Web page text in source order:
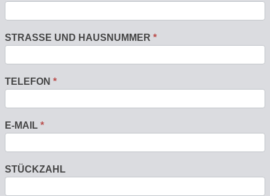
STRASSE UND HAUSNUMMER *
TELEFON *
E-MAIL *
STÜCKZAHL